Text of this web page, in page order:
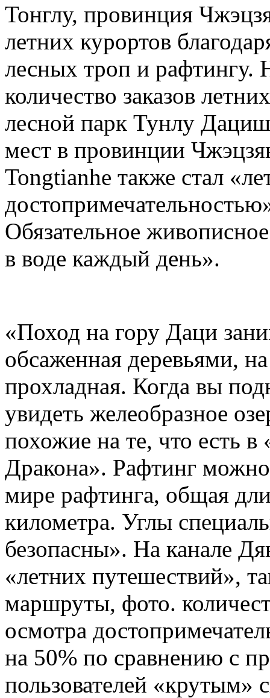
Тонглу, провинция
летних курортов
лесных троп и рафтингу.
количество заказов
лесной парк Тунлу
мест в провинции
Tongtianhe также стал
Обязательное
в воде каждый день».
«Поход на гору Даци
обсаженная деревьями,
прохладная. Когда вы
увидеть желеобразное
похожие на те, что есть
Дракона». Рафтинг
мире рафтинга, общая
километра. Углы
безопасны». На канале
«летних путешествий»,
маршруты, фото.
осмотра
на 50% по сравнению с
пользователей «крутым»